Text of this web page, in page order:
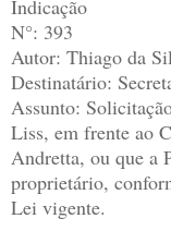
Indicação
N°: 393
Autor: Thiago da
Destinatário:
Assunto:
Liss, em frente ao
Andretta, ou que a
proprietário,
Lei vigente.